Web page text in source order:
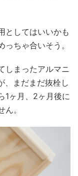
としてはいいかも
ちゃ合いそう。
しまったアルマニ
、まだまだ抜栓し
1ヶ月、2ヶ月後に
。